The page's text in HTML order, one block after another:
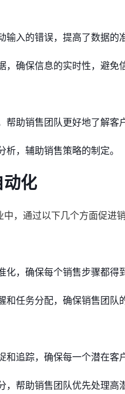
输入的错误，提高了数据的
，确保信息的实时性，避免
帮助销售团队更好地了解客
，辅助销售策略的制定。
动化
，通过以下几个方面促进销
化，确保每个销售步骤都得
和任务分配，确保销售团队
和追踪，确保每一个潜在客
，帮助销售团队优先处理高